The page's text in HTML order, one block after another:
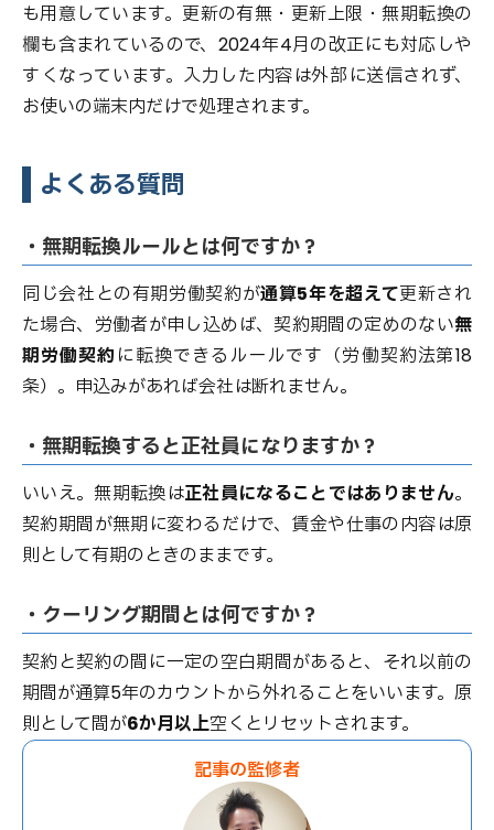
も用意しています。更新の有無・更新上限・無期転換の
欄も含まれているので、2024年4月の改正にも対応しや
すくなっています。入力した内容は外部に送信されず、
お使いの端末内だけで処理されます。
よくある質問
・無期転換ルールとは何ですか？
同じ会社との有期労働契約が通算5年を超えて更新され
た場合、労働者が申し込めば、契約期間の定めのない無
期労働契約 に転換できるルールです（労働契約法第18
条）。申込みがあれば会社は断れません。
・無期転換すると正社員になりますか？
いいえ。無期転換は正社員になることではありません。
契約期間が無期に変わるだけで、賃金や仕事の内容は原
則として有期のときのままです。
・クーリング期間とは何ですか？
契約と契約の間に一定の空白期間があると、それ以前の
期間が通算5年のカウントから外れることをいいます。原
則として間が6か月以上空くとリセットされます。
記事の監修者